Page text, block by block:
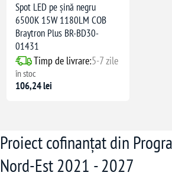
Spot LED pe șină negru
6500K 15W 1180LM COB
Braytron Plus BR-BD30-
01431
Timp de livrare:5-7 zile
în stoc
106,24 lei
Proiect cofinanțat din
Nord-Est 2021 - 2027